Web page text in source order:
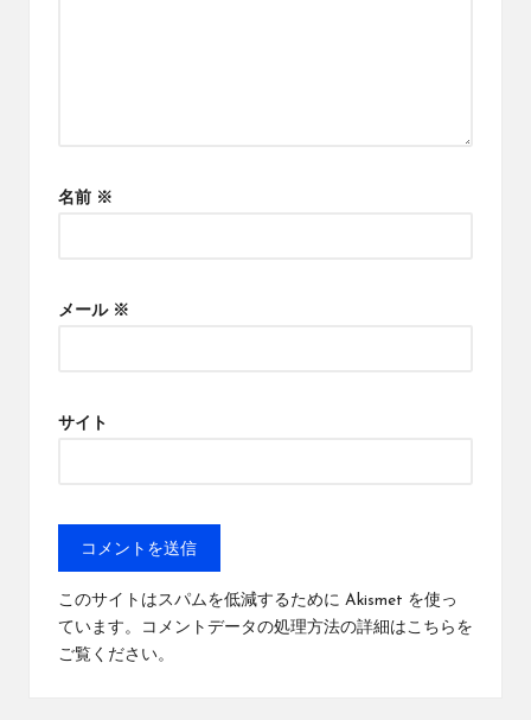
名前 ※
メール ※
サイト
このサイトはスパムを低減するために Akismet を使っ
ています。
コメントデータの処理方法の詳細はこちらを
ご覧ください。